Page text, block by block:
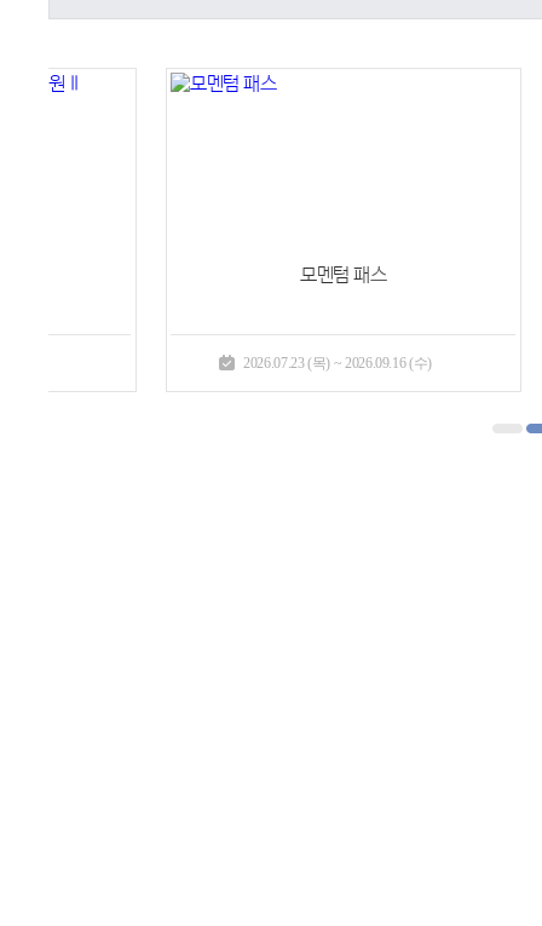
2026.07.23 (목) ~ 2026.09.16 (수)